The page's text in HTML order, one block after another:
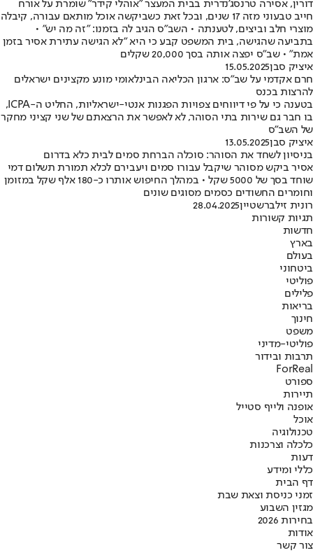
דורין, אסירה טרנסג'נדרית בבית המעצר "אוהלי קידר" שומרת על אורח
חייב טבעוני מזה 17 שנים, ובכל זאת כשביקשה אוכל מותאם עבורה, קיבלה
מוצרי חלב וביצים, לטענתה • השב"ס הגיב לה בזמנו: "זה מה יש" •
בתביעה שהגישה, בית המשפט קבע כי היא "לא הגישה עתירת אסיר בזמן
אמת" • שב"ס יפצה אותה בסך 20,000 שקלים
איציק סבן15.05.2025
חרם אקדמי על שב"ס: ארגון הכליאה הבינלאומי מונע מקצינים ישראלים
להרצות בכנס
בטענה כי על פי דיווחים צפויות הפגנות אנטי-ישראליות, החליט ה-ICPA,
בו חבר גם שירות בתי הסוהר, לא לאפשר את הרצאתם של שני קציני מחקר
של השב"ס
איציק סבן13.05.2025
בניסיון לשחד את הסוהר: סוכלה הברחת סמים לבית כלא בדרום
אסיר ביקש מסוהר שיקבל עבורו סמים ויעבירם לכלא תמורת תשלום דמי
שוחד בסך של 5000 שקל • במהלך החיפוש אותרו כ-180 אלף שקל במזומן
וחומרים החשודים כסמים מסוגים שונים
רונית זילברשטיין28.04.2025
תגיות קשורות
חדשות
בארץ
בעולם
ביטחוני
פוליטי
פלילים
בריאות
חינוך
משפט
פוליטי-מדיני
תרבות ובידור
ForReal
ספורט
תיירות
אופנה ולייף סטייל
אוכל
טכנולוגיה
כלכלה וצרכנות
דעות
כללי ומידע
דף הבית
זמני כניסת וצאת שבת
מגזין השבוע
בחירות 2026
אודות
צור קשר